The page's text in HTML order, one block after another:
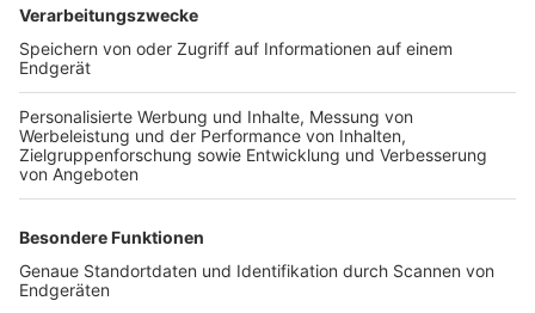
TOP-VEREINE
TOP-PARTNER